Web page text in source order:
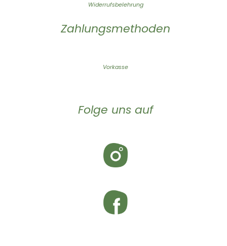
Widerrufsbelehrung
Zahlungsmethoden
Vorkasse
Folge uns auf